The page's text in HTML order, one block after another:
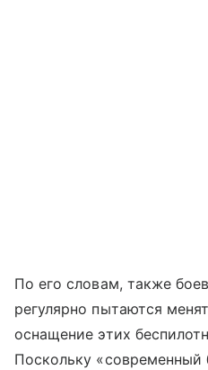
По его словам, также
регулярно пытаются
оснащение этих
Поскольку «современный